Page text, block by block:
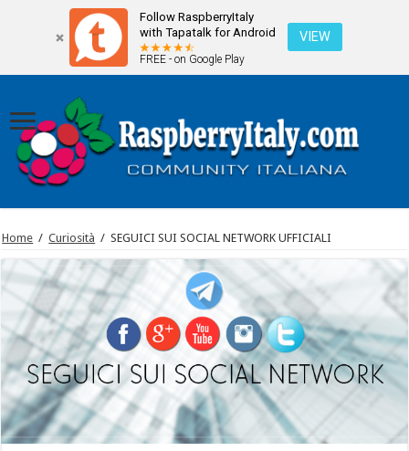
Follow RaspberryItaly
with Tapatalk for Android
FREE - on Google Play
VIEW
Home / Curiosità / SEGUICI SUI SOCIAL NETWORK UFFICIALI